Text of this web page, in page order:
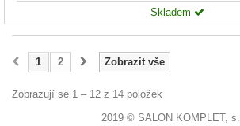
Skladem
Zobrazit vše
1 2
Zobrazují se 1 – 12 z 14 položek
2019 © SALON KOMPLET,